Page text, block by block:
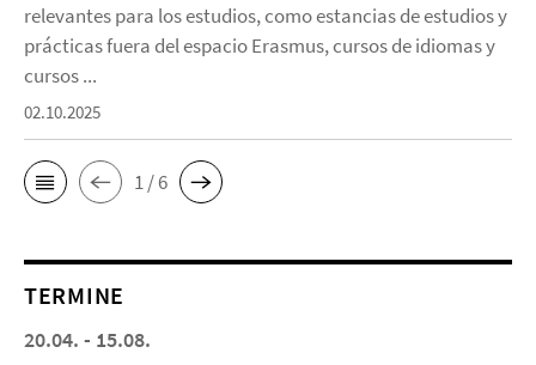
relevantes para los estudios, como estancias de estudios y
prácticas fuera del espacio Erasmus, cursos de idiomas y
cursos ...
02.10.2025
1 / 6
TERMINE
20.04. - 15.08.